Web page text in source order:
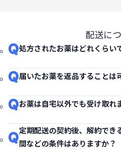
配送に
Q処方されたお薬はどれくらい
Q届いたお薬を返品することは
Qお薬は自宅以外でも受け取れ
Q定期配送の契約後、解約でき
間などの条件はありますか？